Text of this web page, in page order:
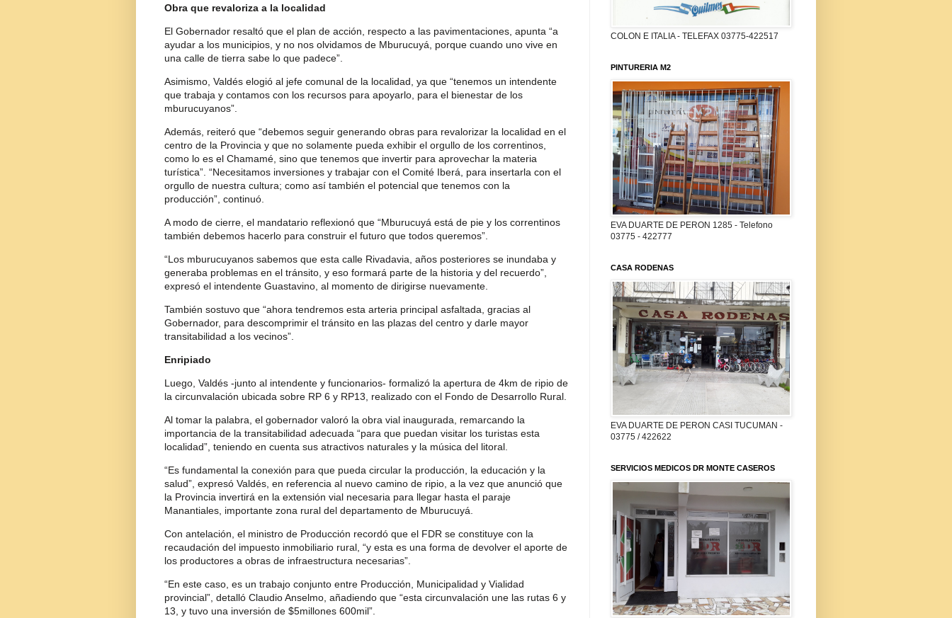
Obra que revaloriza a la localidad
El Gobernador resaltó que el plan de acción, respecto a las pavimentaciones, apunta “a
ayudar a los municipios, y no nos olvidamos de Mburucuyá, porque cuando uno vive en
una calle de tierra sabe lo que padece”.
Asimismo, Valdés elogió al jefe comunal de la localidad, ya que “tenemos un intendente
que trabaja y contamos con los recursos para apoyarlo, para el bienestar de los
mburucuyanos”.
Además, reiteró que “debemos seguir generando obras para revalorizar la localidad en el
centro de la Provincia y que no solamente pueda exhibir el orgullo de los correntinos,
como lo es el Chamamé, sino que tenemos que invertir para aprovechar la materia
turística”. “Necesitamos inversiones y trabajar con el Comité Iberá, para insertarla con el
orgullo de nuestra cultura; como así también el potencial que tenemos con la
producción”, continuó.
A modo de cierre, el mandatario reflexionó que “Mburucuyá está de pie y los correntinos
también debemos hacerlo para construir el futuro que todos queremos”.
“Los mburucuyanos sabemos que esta calle Rivadavia, años posteriores se inundaba y
generaba problemas en el tránsito, y eso formará parte de la historia y del recuerdo”,
expresó el intendente Guastavino, al momento de dirigirse nuevamente.
También sostuvo que “ahora tendremos esta arteria principal asfaltada, gracias al
Gobernador, para descomprimir el tránsito en las plazas del centro y darle mayor
transitabilidad a los vecinos”.
Enripiado
Luego, Valdés -junto al intendente y funcionarios- formalizó la apertura de 4km de ripio de
la circunvalación ubicada sobre RP 6 y RP13, realizado con el Fondo de Desarrollo Rural.
Al tomar la palabra, el gobernador valoró la obra vial inaugurada, remarcando la
importancia de la transitabilidad adecuada “para que puedan visitar los turistas esta
localidad”, teniendo en cuenta sus atractivos naturales y la música del litoral.
“Es fundamental la conexión para que pueda circular la producción, la educación y la
salud”, expresó Valdés, en referencia al nuevo camino de ripio, a la vez que anunció que
la Provincia invertirá en la extensión vial necesaria para llegar hasta el paraje
Manantiales, importante zona rural del departamento de Mburucuyá.
Con antelación, el ministro de Producción recordó que el FDR se constituye con la
recaudación del impuesto inmobiliario rural, “y esta es una forma de devolver el aporte de
los productores a obras de infraestructura necesarias”.
“En este caso, es un trabajo conjunto entre Producción, Municipalidad y Vialidad
provincial”, detalló Claudio Anselmo, añadiendo que “esta circunvalación une las rutas 6 y
13, y tuvo una inversión de $5millones 600mil”.
COLON E ITALIA - TELEFAX 03775-422517
PINTURERIA M2
EVA DUARTE DE PERON 1285 - Telefono
03775 - 422777
CASA RODENAS
EVA DUARTE DE PERON CASI TUCUMAN -
03775 / 422622
SERVICIOS MEDICOS DR MONTE CASEROS